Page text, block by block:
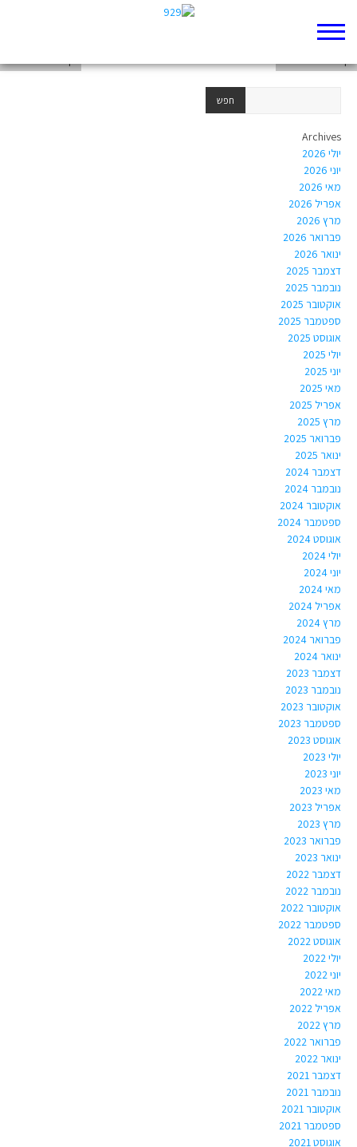
Archives
יולי 2026
יוני 2026
מאי 2026
אפריל 2026
מרץ 2026
פברואר 2026
ינואר 2026
דצמבר 2025
נובמבר 2025
אוקטובר 2025
ספטמבר 2025
אוגוסט 2025
יולי 2025
יוני 2025
מאי 2025
אפריל 2025
מרץ 2025
פברואר 2025
ינואר 2025
דצמבר 2024
נובמבר 2024
אוקטובר 2024
ספטמבר 2024
אוגוסט 2024
יולי 2024
יוני 2024
מאי 2024
אפריל 2024
מרץ 2024
פברואר 2024
ינואר 2024
דצמבר 2023
נובמבר 2023
אוקטובר 2023
ספטמבר 2023
אוגוסט 2023
יולי 2023
יוני 2023
מאי 2023
אפריל 2023
מרץ 2023
פברואר 2023
ינואר 2023
דצמבר 2022
נובמבר 2022
אוקטובר 2022
ספטמבר 2022
אוגוסט 2022
יולי 2022
יוני 2022
מאי 2022
אפריל 2022
מרץ 2022
פברואר 2022
ינואר 2022
דצמבר 2021
נובמבר 2021
אוקטובר 2021
ספטמבר 2021
אוגוסט 2021